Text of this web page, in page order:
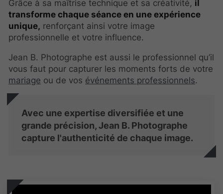
Grâce à sa maîtrise technique et sa créativité, il
transforme chaque séance en une expérience
unique, renforçant ainsi votre image
professionnelle et votre influence.
Jean B. Photographe est aussi le professionnel qu’il
vous faut pour capturer les moments forts de votre
mariage ou de vos événements professionnels.
Avec une expertise diversifiée et une
grande précision, Jean B. Photographe
capture l'authenticité de chaque image.